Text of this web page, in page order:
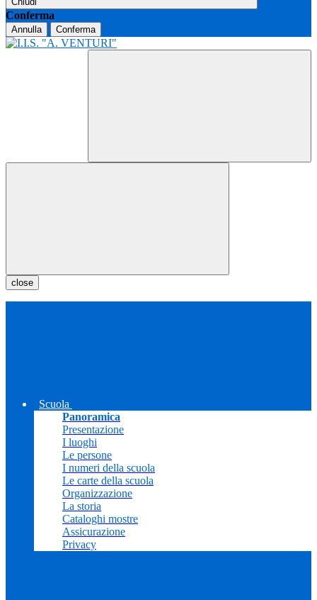
Conferma
Annulla Conferma
close
Scuola
Panoramica
Presentazione
I luoghi
Le persone
I numeri della scuola
Le carte della scuola
Organizzazione
La storia
Cataloghi mostre
Assicurazione
Privacy